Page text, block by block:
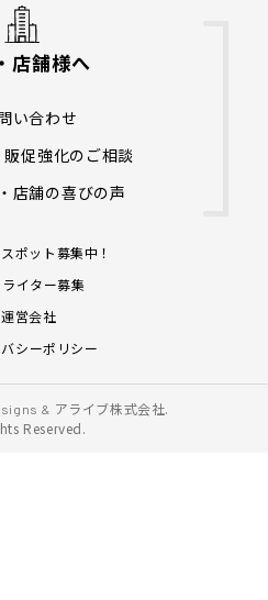
店舗様へ
い合わせ
促強化のご相談
店舗の喜びの声
ポット募集中！
イター募集
運営会社
シーポリシー
& アライブ株式会社.
Reserved.